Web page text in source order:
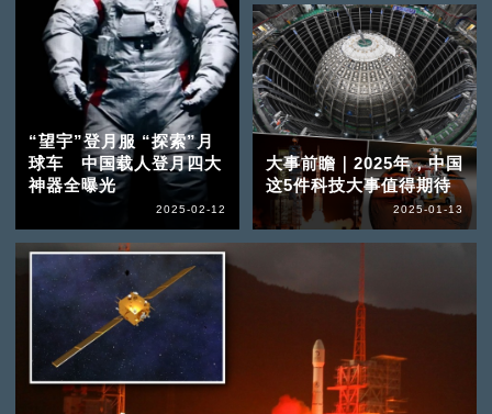
“望宇”登月服 “探索”月
球车 中国载人登月四大
神器全曝光
2025-02-12
大事前瞻｜2025年，中国
这5件科技大事值得期待
2025-01-13